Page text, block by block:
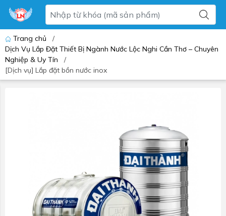
Trang chủ
/
Dịch Vụ Lắp Đặt Thiết Bị Ngành Nước Lộc Nghi Cần Thơ – Chuyên
Nghiệp & Uy Tín
/
[Dịch vụ] Lắp đặt bồn nước inox